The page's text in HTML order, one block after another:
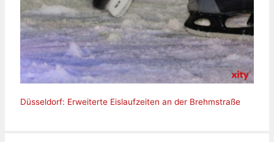
Düsseldorf: Erweiterte Eislaufzeiten an der Brehmstraße